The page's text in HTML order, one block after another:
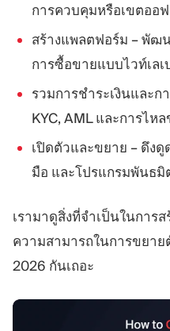
การควบคุมหรือเขตออ
สร้างแพลตฟอร์ม – พัฒ
การซื้อขายแบบไวท์เลเ
รวมการชำระเงินและ
KYC, AML และการไห
เปิดตัวและขยาย – ดึง
มือ และโปรแกรมพันธมิ
เรามาดูสิ่งที่จำเป็นในการ
ความสามารถในการขยา
2026 กันเถอะ